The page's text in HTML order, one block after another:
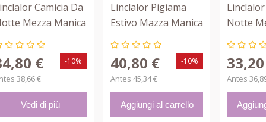
Camicia Da
Mezza Manica
Gialli 2669
€
38,66 €
-10%
Vedi di più
Linclalor Pigiama
Estivo Mazza Manica
Con Cuoricini 74461
40,80 €
Antes 45,34 €
-10%
Aggiungi al carrello
Notte
Bianco
Antes